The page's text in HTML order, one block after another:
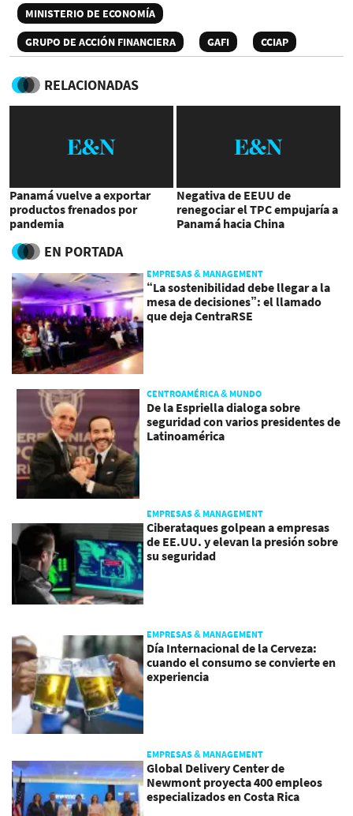
MINISTERIO DE ECONOMÍA
GRUPO DE ACCIÓN FINANCIERA
GAFI CCIAP
RELACIONADAS
Panamá vuelve a exportar
productos frenados por
pandemia
Negativa de EEUU de
renegociar el TPC empujaría a
Panamá hacia China
EN PORTADA
EMPRESAS & MANAGEMENT
“La sostenibilidad debe llegar a la
mesa de decisiones”: el llamado
que deja CentraRSE
CENTROAMÉRICA & MUNDO
De la Espriella dialoga sobre
seguridad con varios presidentes de
Latinoamérica
EMPRESAS & MANAGEMENT
Ciberataques golpean a empresas
de EE.UU. y elevan la presión sobre
su seguridad
EMPRESAS & MANAGEMENT
Día Internacional de la Cerveza:
cuando el consumo se convierte en
experiencia
EMPRESAS & MANAGEMENT
Global Delivery Center de
Newmont proyecta 400 empleos
especializados en Costa Rica